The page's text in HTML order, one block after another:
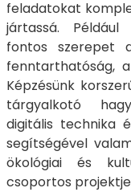
feladatokat
jártassá.
fontos szerepet
fenntarthatóság,
Képzésünk
tárgyalkotó
digitális technika
segítségével
ökológiai és
csoportos